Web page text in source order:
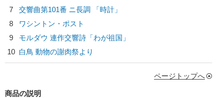
7
交響曲第101番 ニ長調 「時計」
8
ワシントン・ポスト
9
モルダウ 連作交響詩「わが祖国」
10 白鳥 動物の謝肉祭より
ページトップへ
商品の説明